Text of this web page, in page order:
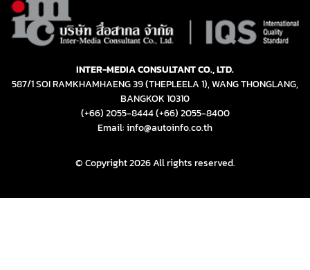
INTER-MEDIA CONSULTANT CO., LTD.
587/1 SOI RAMKHAMHAENG 39 (THEPLEELA 1), WANG THONGLANG,
BANGKOK 10310
(+66) 2055-8444(+66) 2055-8400
Email: info@autoinfo.co.th
© Copyright 2026 All rights reserved.